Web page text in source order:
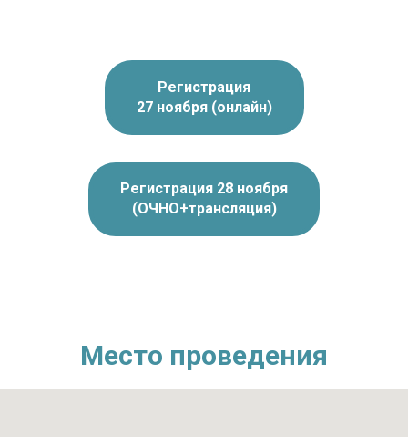
Регистрация
27 ноября (онлайн)
Регистрация 28 ноября
(ОЧНО+трансляция)
Место проведения